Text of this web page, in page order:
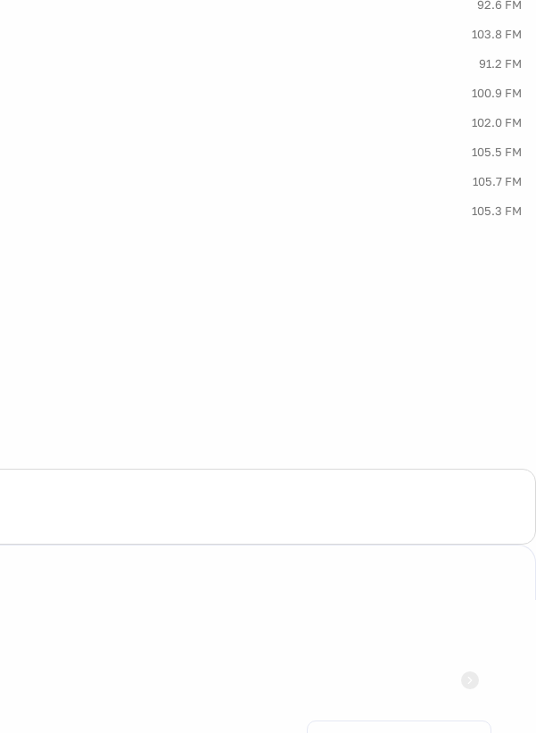
92.6 FM
103.8 FM
91.2 FM
100.9 FM
102.0 FM
105.5 FM
105.7 FM
105.3 FM